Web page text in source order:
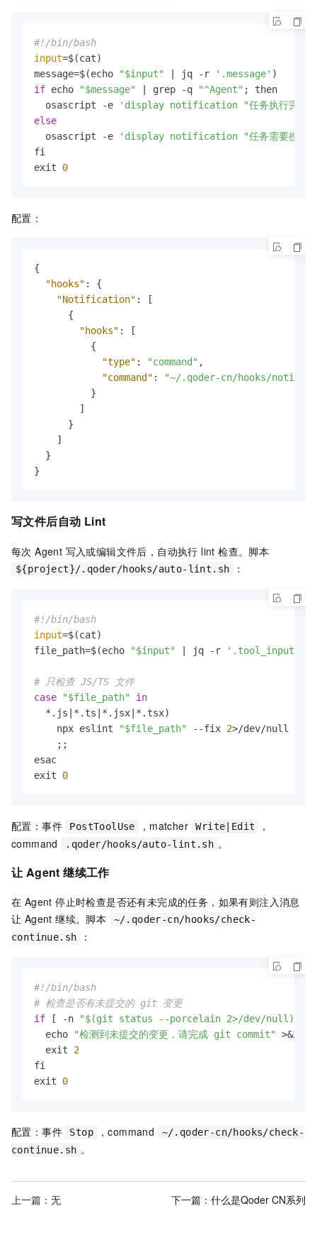
#!/bin/bash
input=$(cat)
message=$(echo
"$input" | jq -r '.message'
if echo "$message" | grep -q "^Agent" ; then
  osascript -e
'display notification "任务执行完
else
  osascript -e
'display notification "任务需要授
fi
exit 0
配置：
{
"hooks" :
{
"Notification" :
[
{
"hooks" :
[
{
"type" : "command" ,
"command" :
"~/.qoder-cn/hooks/
}
]
}
]
}
}
写文件后自动 Lint
每次 Agent 写入或编辑文件后，自动执行 lint 检查。脚本
${project}/.qoder/hooks/auto-lint.sh ：
#!/bin/bash
input=$(cat)
file_path=$(echo
"$input" | jq -r
# 只检查 JS/TS 文件
case
"$file_path"
in
  *.js|*.ts|*.jsx|*.tsx)
    npx eslint
"$file_path" --fix 2>/dev/null
    ;;
esac
exit 0
配置：事件 PostToolUse ，matcher Write|Edit
，
command
.qoder/hooks/auto-lint.sh 。
让 Agent 继续工作
在 Agent 停止时检查是否还有未完成的任务，如果有则注入消息
让 Agent 继续。脚本
~/.qoder-cn/hooks/check-
continue.sh
：
#!/bin/bash
# 检查是否有未提交的 git 变更
if [ -n "$(git status --porcelain 2>/dev/null)"
  echo
"检测到未提交的变更，请完成 git commit" >&2
  exit
2
fi
exit 0
配置：事件 Stop ，command
~/.qoder-cn/hooks/check-
continue.sh 。
上一篇：无 下一篇： 什么是Qoder CN系列